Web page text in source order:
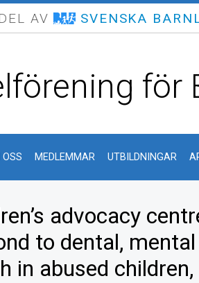
AV SVENSKA
för
MEDLEMMAR UTBILDNINGAR
advocacy
to dental,
in abused